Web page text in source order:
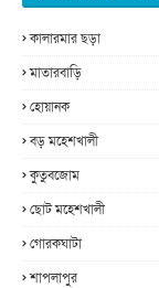
কালারমার ছড়া
মাতারবাড়ি
হোয়ানক
বড় মহেশখালী
কুতুবজোম
ছোট মহেশখালী
গোরকঘাটা
শাপলাপুর